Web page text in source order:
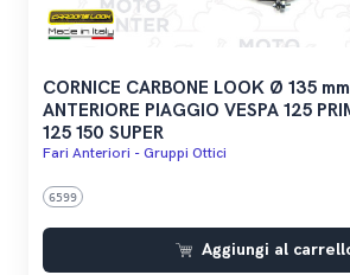
CORNICE CARBONE LOOK Ø 135
ANTERIORE PIAGGIO VESPA 125
125 150 SUPER
Fari Anteriori - Gruppi Ottici
6599
Aggiungi al